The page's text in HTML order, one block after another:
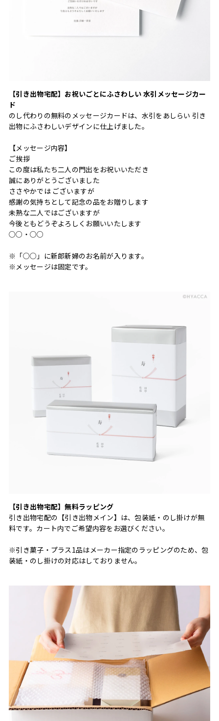
【引き出物宅配】お祝いごとにふさわしい 水引メッセージカー
ド
のし代わりの無料のメッセージカードは、水引をあしらい 引き
出物にふさわしいデザインに仕上げました。
【メッセージ内容】
ご挨拶
この度は私たち二人の門出をお祝いいただき
誠にありがとうございました
ささやかでは ございますが
感謝の気持ちとして記念の品をお贈りします
未熟な二人ではございますが
今後ともどうぞよろしくお願いいたします
○○・○○
※「○○」に新郎新婦のお名前が入ります。
※メッセージは固定です。
【引き出物宅配】無料ラッピング
引き出物宅配の【引き出物メイン】は、包装紙・のし掛けが無
料です。カート内でご希望内容をお選びください。
※引き菓子・プラス1品はメーカー指定のラッピングのため、包
装紙・のし掛けの対応はしておりません。